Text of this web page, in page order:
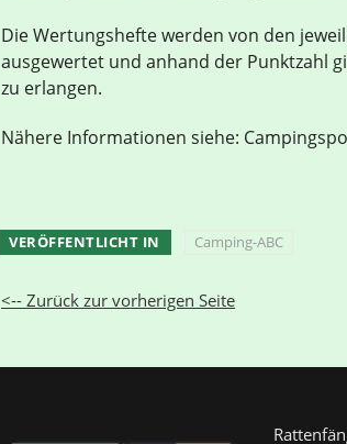
Die Wertungshefte werden von den
ausgewertet und anhand der Punktzahl
zu erlangen.
Nähere Informationen siehe:
VERÖFFENTLICHT IN Camping-ABC
<-- Zurück zur vorherigen Seite